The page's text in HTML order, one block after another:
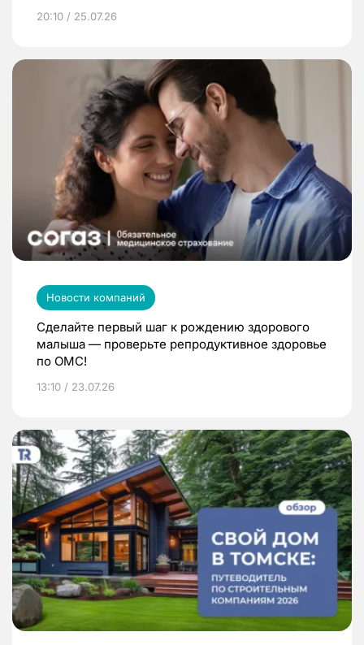
20:10 / 25.07.26
Новости компаний
Сделайте первый шаг к рождению здорового
малыша — проверьте репродуктивное здоровье
по ОМС!
13:10 / 23.07.26